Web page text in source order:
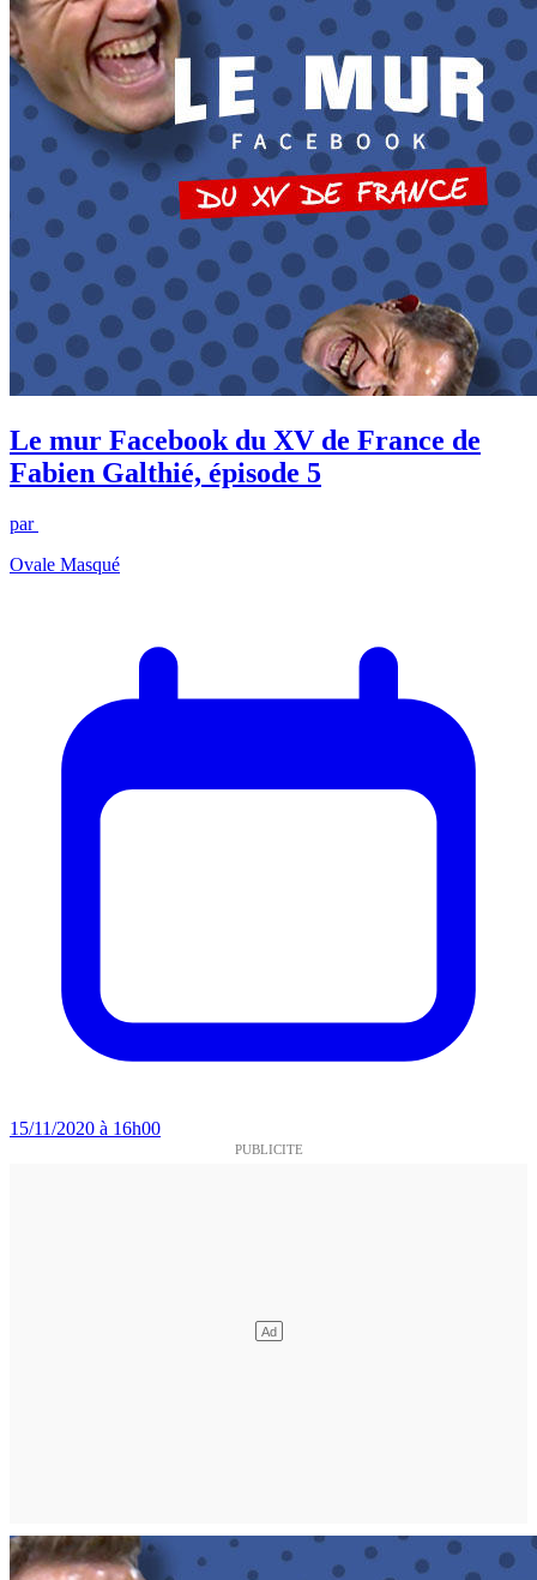
Le mur Facebook du XV de France de
Fabien Galthié, épisode 5
par
Ovale Masqué
15/11/2020 à 16h00